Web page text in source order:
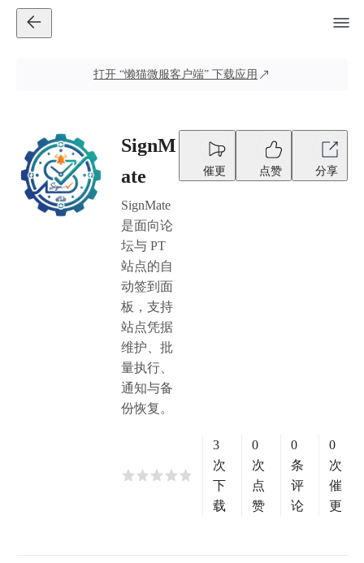
打开 “懒猫微服客户端” 下载应用
SignM
ate
SignMate
是面向论
坛与 PT
站点的自
动签到面
板，支持
站点凭据
维护、批
量执行、
通知与备
份恢复。
催更 点赞 分享
3
次
下
载
0
次
点
赞
0
条
评
论
0
次
催
更